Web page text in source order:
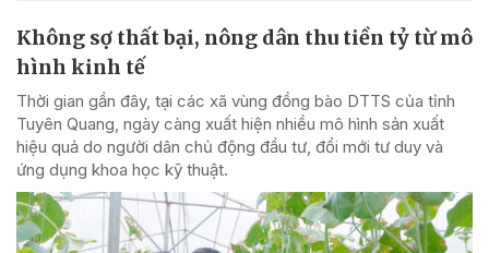
Không sợ thất bại, nông dân thu tiền tỷ từ mô
hình kinh tế
Thời gian gần đây, tại các xã vùng đồng bào DTTS của tỉnh
Tuyên Quang, ngày càng xuất hiện nhiều mô hình sản xuất
hiệu quả do người dân chủ động đầu tư, đổi mới tư duy và
ứng dụng khoa học kỹ thuật.